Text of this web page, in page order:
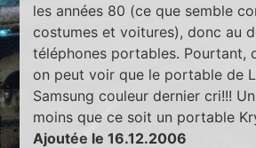
les années 80 (ce que semble
costumes et voitures), donc au
téléphones portables. Pourtant,
on peut voir que le portable de
Samsung couleur dernier cri!!!
moins que ce soit un portable
Ajoutée le 16.12.2006